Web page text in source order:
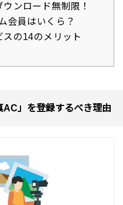
ンロード無制限！
会員はいくら？
スの14のメリット
」を登録するべき理由